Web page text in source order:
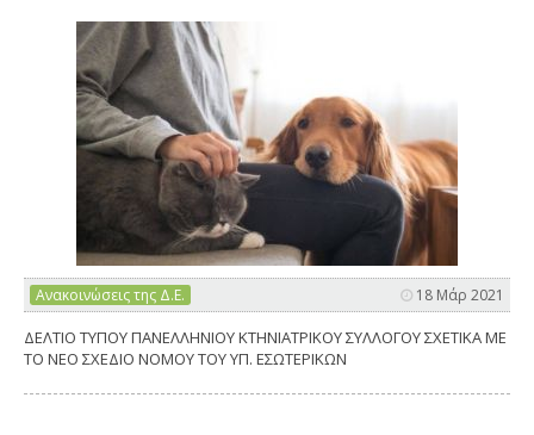
Ανακοινώσεις της Δ.Ε. 18 Μάρ 2021
ΔΕΛΤΙΟ ΤΥΠΟΥ ΠΑΝΕΛΛΗΝΙΟΥ ΚΤΗΝΙΑΤΡΙΚΟΥ ΣΥΛΛΟΓΟΥ ΣΧΕΤΙΚΑ ΜΕ
ΤΟ ΝΕΟ ΣΧΕΔΙΟ ΝΟΜΟΥ ΤΟΥ ΥΠ. ΕΣΩΤΕΡΙΚΩΝ